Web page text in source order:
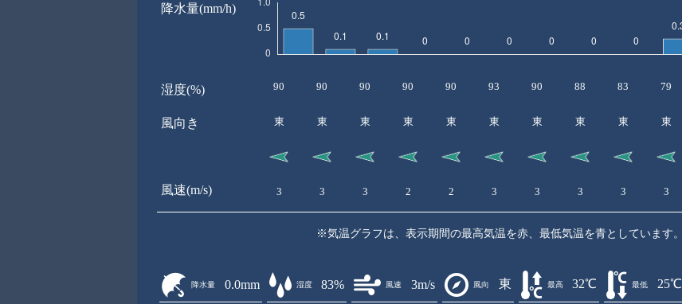
降水量(mm/h)
湿度(%)
風向き
風速(m/s)
90 90 90 90 90 93 90 88 83 79
東 東 東 東 東 東 東 東 東 東
3 3 3 2 2 3 3 3 3 3
※気温グラフは、表示期間の最高気温を赤、最低気温を青としています。
降水量 0.0mm 湿度 83% 風速 3m/s 風向 東 最高 32℃ 最低 25℃